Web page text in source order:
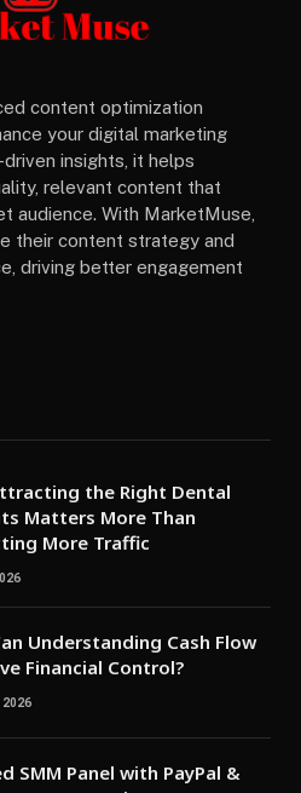
content optimization
your digital marketing
insights, it helps
relevant content that
audience. With MarketMuse,
their content strategy and
driving better engagement
the Right Dental
Matters More Than
More Traffic
Understanding Cash Flow
Financial Control?
2026
SMM Panel with PayPal &